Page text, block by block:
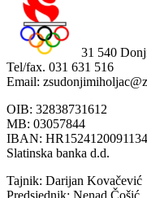
31 540
Tel/fax. 031 631 516
Email:
OIB: 32838731612
MB: 03057844
IBAN:
Slatinska banka d.d.
Tajnik: Darijan Kovačević